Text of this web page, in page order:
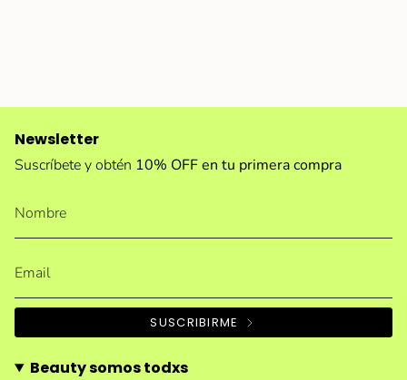
Newsletter
Suscríbete y obtén 10% OFF en tu primera compra
SUSCRIBIRME
Beauty somos todxs